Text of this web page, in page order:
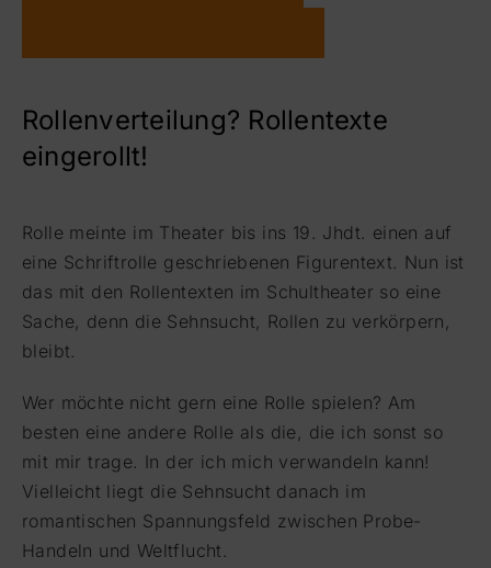
Rollenverteilung? Rollentexte
eingerollt!
Rolle meinte im Theater bis ins 19. Jhdt. einen auf
eine Schriftrolle geschriebenen Figurentext. Nun ist
das mit den Rollentexten im Schultheater so eine
Sache, denn die Sehnsucht, Rollen zu verkörpern,
bleibt.
Wer möchte nicht gern eine Rolle spielen? Am
besten eine andere Rolle als die, die ich sonst so
mit mir trage. In der ich mich verwandeln kann!
Vielleicht liegt die Sehnsucht danach im
romantischen Spannungsfeld zwischen Probe-
Handeln und Weltflucht.